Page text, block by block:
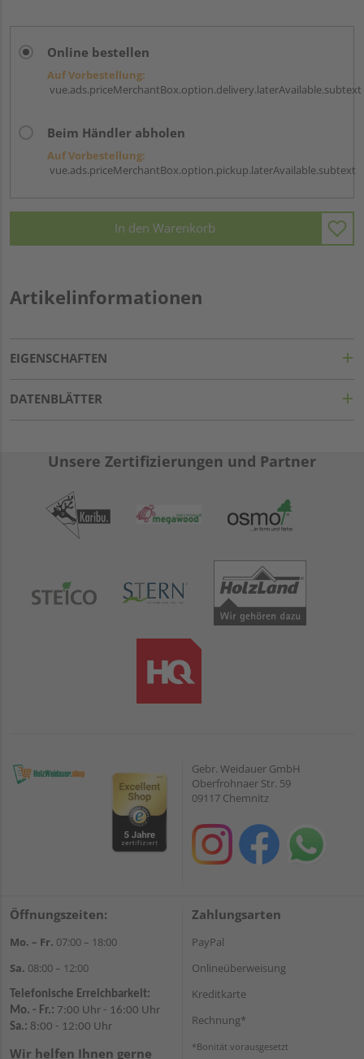
Online bestellen
Auf Vorbestellung:
vue.ads.priceMerchantBox.option.delivery.laterAvailable.subtext
Beim Händler abholen
Auf Vorbestellung:
vue.ads.priceMerchantBox.option.pickup.laterAvailable.subtext
In den Warenkorb
Artikelinformationen
EIGENSCHAFTEN
DATENBLÄTTER
Unsere Zertifizierungen und Partner
Gebr. Weidauer GmbH
Oberfrohnaer Str. 59
09117 Chemnitz
Öffnungszeiten:
Mo. – Fr. 07:00 – 18:00
Sa. 08:00 – 12:00
Telefonische Erreichbarkeit:
Mo. - Fr.: 7:00 Uhr - 16:00 Uhr
Sa.: 8:00 - 12:00 Uhr
Wir helfen Ihnen gerne
Zahlungsarten
PayPal
Onlineüberweisung
Kreditkarte
Rechnung*
*Bonität vorausgesetzt